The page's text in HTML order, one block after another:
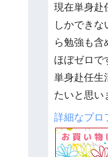
現在単身赴
しかできな
ら勉強も含
ほぼゼロで
単身赴任生
たいと思い
詳細なプロ